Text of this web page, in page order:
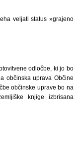
veljati status »grajeno
odločbe, ki jo bo
občinska uprava Občine
občinske uprave bo na
knjige izbrisana